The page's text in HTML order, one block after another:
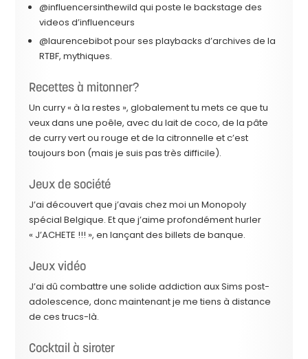
@influencersinthewild qui poste le backstage des
videos d’influenceurs
@laurencebibot pour ses playbacks d’archives de la
RTBF, mythiques.
Recettes à mitonner?
Un curry « à la restes », globalement tu mets ce que tu
veux dans une poêle, avec du lait de coco, de la pâte
de curry vert ou rouge et de la citronnelle et c’est
toujours bon (mais je suis pas très difficile).
Jeux de société
J’ai découvert que j’avais chez moi un Monopoly
spécial Belgique. Et que j’aime profondément hurler
« J’ACHETE !!! », en lançant des billets de banque.
Jeux vidéo
J’ai dû combattre une solide addiction aux Sims post-
adolescence, donc maintenant je me tiens à distance
de ces trucs-là.
Cocktail à siroter